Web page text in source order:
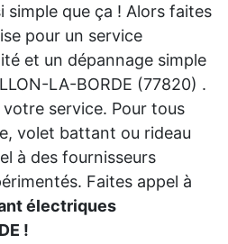
simple que ça ! Alors faites
pour un service
et un dépannage simple
LA-BORDE (77820) .
service. Pour tous
volet battant ou rideau
à des fournisseurs
Faites appel à
électriques
!